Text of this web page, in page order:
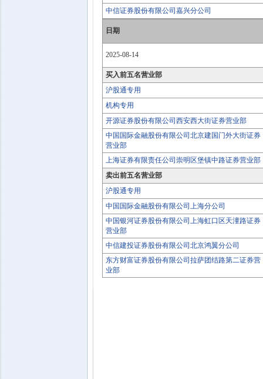
中信证券股份有限公司嘉兴分公司
日期
2025-08-14
买入前五名营业部
沪股通专用
机构专用
开源证券股份有限公司西安西大街证券营业部
中国国际金融股份有限公司北京建国门外大街证券
营业部
上海证券有限责任公司崇明区堡镇中路证券营业部
卖出前五名营业部
沪股通专用
中国国际金融股份有限公司上海分公司
中国银河证券股份有限公司上海虹口区天潼路证券
营业部
中信建投证券股份有限公司北京鸿翼分公司
东方财富证券股份有限公司拉萨团结路第二证券营
业部